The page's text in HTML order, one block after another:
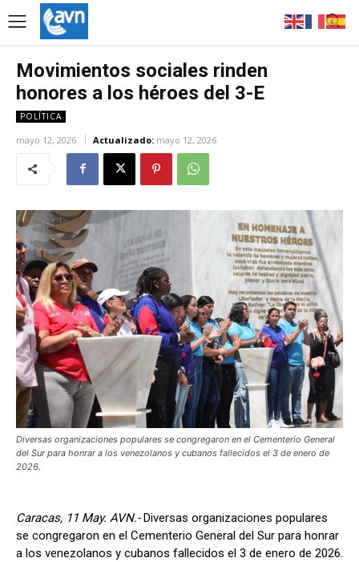
Movimientos sociales rinden
honores a los héroes del 3-E
POLÍTICA
mayo 12, 2026 Actualizado: mayo 12, 2026
Diversas organizaciones populares se congregaron en el Cementerio General
del Sur para honrar a los venezolanos y cubanos fallecidos el 3 de enero de
2026.
Caracas, 11 May. AVN.-Diversas organizaciones populares
se congregaron en el Cementerio General del Sur para honrar
a los venezolanos y cubanos fallecidos el 3 de enero de 2026.